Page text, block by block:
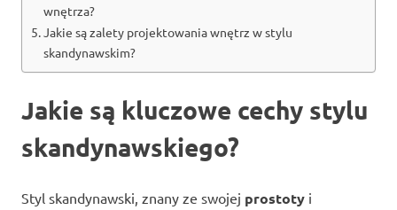
wnętrza?
Jakie są zalety projektowania wnętrz w stylu
skandynawskim?
Jakie są kluczowe cechy stylu
skandynawskiego?
Styl skandynawski, znany ze swojej prostoty i